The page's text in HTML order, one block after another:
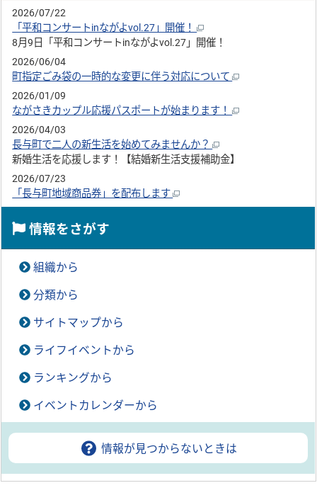
2026/07/22
「平和コンサートinながよvol.27」開催！
8月9日「平和コンサートinながよvol.27」開催！
2026/06/04
町指定ごみ袋の一時的な変更に伴う対応について
2026/01/09
ながさきカップル応援パスポートが始まります！
2026/04/03
長与町で二人の新生活を始めてみませんか？
新婚生活を応援します！【結婚新生活支援補助金】
2026/07/23
「長与町地域商品券」を配布します
情報をさがす
組織から
分類から
サイトマップから
ライフイベントから
ランキングから
イベントカレンダーから
情報が見つからないときは